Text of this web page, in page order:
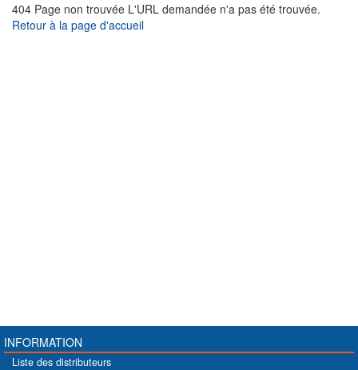
404 Page non trouvée L'URL demandée n'a pas été trouvée.
Retour à la page d'accueil
INFORMATION
Liste des distributeurs